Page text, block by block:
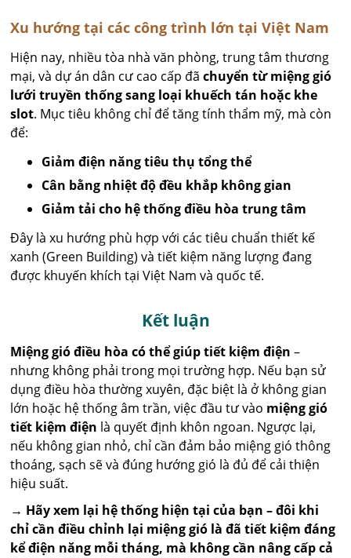
Xu hướng tại các công trình lớn tại Việt Nam
Hiện nay, nhiều tòa nhà văn phòng, trung tâm thương
mại, và dự án dân cư cao cấp đãchuyển từ miệng gió
lưới truyền thống sang loại khuếch tán hoặc khe
slot. Mục tiêu không chỉ để tăng tính thẩm mỹ, mà còn
để:
Giảm điện năng tiêu thụ tổng thể
Cân bằng nhiệt độ đều khắp không gian
Giảm tải cho hệ thống điều hòa trung tâm
Đây là xu hướng phù hợp với các tiêu chuẩn thiết kế
xanh (Green Building) và tiết kiệm năng lượng đang
được khuyến khích tại Việt Nam và quốc tế.
Kết luận
Miệng gió điều hòa có thể giúp tiết kiệm điện –
nhưng không phải trong mọi trường hợp. Nếu bạn sử
dụng điều hòa thường xuyên, đặc biệt là ở không gian
lớn hoặc hệ thống âm trần, việc đầu tư vào miệng gió
tiết kiệm điện là quyết định khôn ngoan. Ngược lại,
nếu không gian nhỏ, chỉ cần đảm bảo miệng gió thông
thoáng, sạch sẽ và đúng hướng gió là đủ để cải thiện
hiệu suất.
→ Hãy xem lại hệ thống hiện tại của bạn – đôi khi
chỉ cần điều chỉnh lại miệng gió là đã tiết kiệm đáng
kể điện năng mỗi tháng, mà không cần nâng cấp cả